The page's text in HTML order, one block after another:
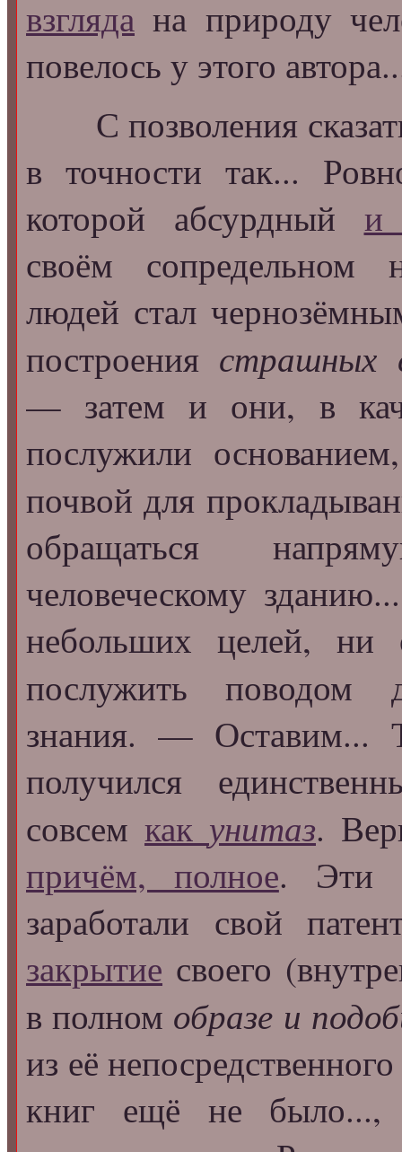
взгляда на природу
повелось у этого
С позволения
в точности так...
которой абсурдный и
своём сопредельном
людей стал
построения страшных
— затем и они, в
послужили
почвой для
обращаться
человеческому
небольших целей,
послужить
знания. — Оставим...
получился
совсем как унитаз.
причём, полное. Эти
заработали свой
закрытие своего
в полном образе и
из её
книг ещё не